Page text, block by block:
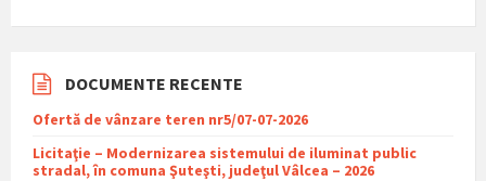
DOCUMENTE RECENTE
Ofertă de vânzare teren nr5/07-07-2026
Licitaţie – Modernizarea sistemului de iluminat public
stradal, în comuna Şuteşti, judeţul Vâlcea – 2026